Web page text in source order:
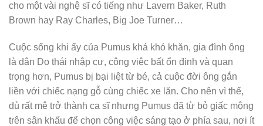
cho một vài nghệ sĩ có tiếng như Lavern Baker, Ruth
Brown hay Ray Charles, Big Joe Turner…
Cuộc sống khi ấy của Pumus khá khó khăn, gia đình ông
là dân Do thái nhập cư, công việc bất ổn định và quan
trọng hơn, Pumus bị bại liệt từ bé, cả cuộc đời ông gắn
liền với chiếc nạng gỗ cùng chiếc xe lăn. Cho nên vì thế,
dù rất mê trở thành ca sĩ nhưng Pumus đã từ bỏ giấc mộng
trên sân khấu để chọn công việc sáng tạo ở phía sau, nơi ít